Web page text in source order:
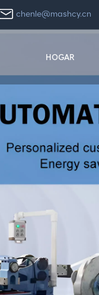
chenle@mashcy.cn
HOGAR